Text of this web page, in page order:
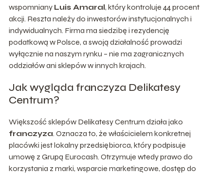
wspomniany Luis Amaral, który kontroluje 44 procent
akcji. Reszta należy do inwestorów instytucjonalnych i
indywidualnych. Firma ma siedzibę i rezydencję
podatkową w Polsce, a swoją działalność prowadzi
wyłącznie na naszym rynku – nie ma zagranicznych
oddziałów ani sklepów w innych krajach.
Jak wygląda franczyza Delikatesy
Centrum?
Większość sklepów Delikatesy Centrum działa jako
franczyza. Oznacza to, że właścicielem konkretnej
placówki jest lokalny przedsiębiorca, który podpisuje
umowę z Grupą Eurocash. Otrzymuje wtedy prawo do
korzystania z marki, wsparcie marketingowe, dostęp do